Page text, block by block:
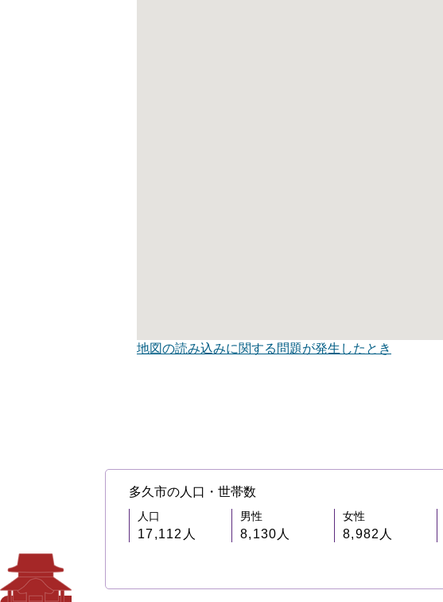
地図の読み込みに関する問題が発生したとき
多久市の人口・世帯数
人口
17,112人
男性
8,130人
女性
8,982人